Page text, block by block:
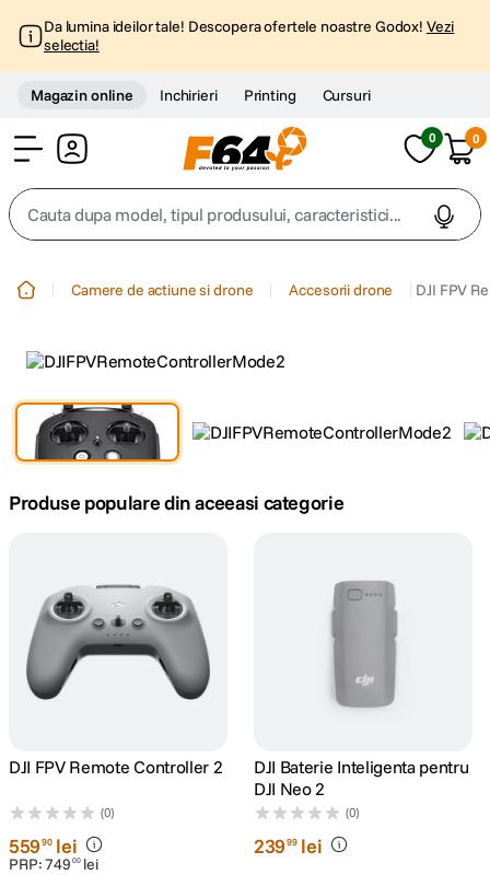
Da lumina ideilor tale! Descopera ofertele noastre Godox! Vezi
selectia!
Magazin online Inchirieri Printing Cursuri
0 0
Cauta dupa model, tipul produsului, caracteristici...
3. trepied telefon
6. lavaliera
sony fx
8. card memorie
Camere de actiune si drone Accesorii drone DJI FPV
Produse populare din aceeasi categorie
DJI FPV Remote Controller 2
(0)
55990 lei
PRP:749 00 lei
DJI Baterie Inteligenta pentru
DJI Neo 2
(0)
23999 lei